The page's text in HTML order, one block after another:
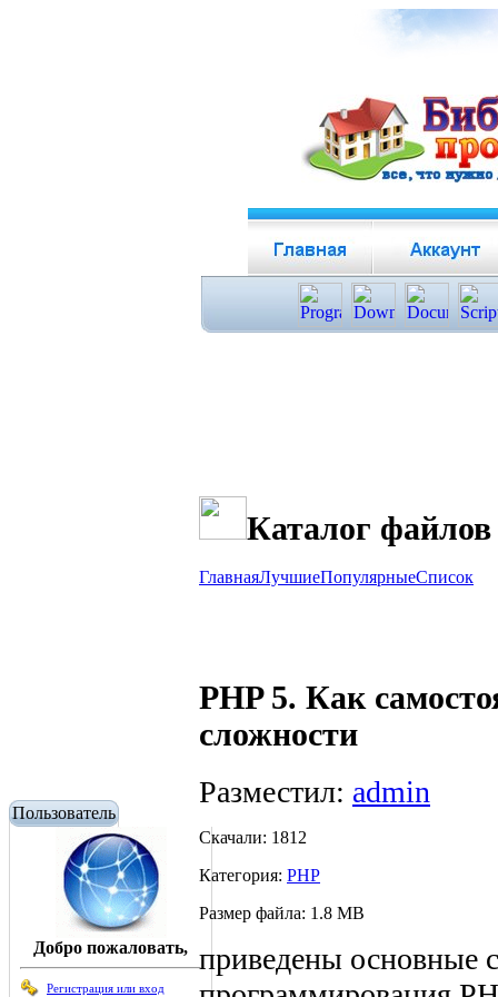
Пользователь
Добро пожаловать,
Регистрация или вход
Каталог файлов
ГлавнаяЛучшиеПопулярныеСписок
PHP 5. Как
сложности
Разместил: admin
Скачали: 1812
Категория: PHP
Размер файла: 1.8 MB
приведены основные